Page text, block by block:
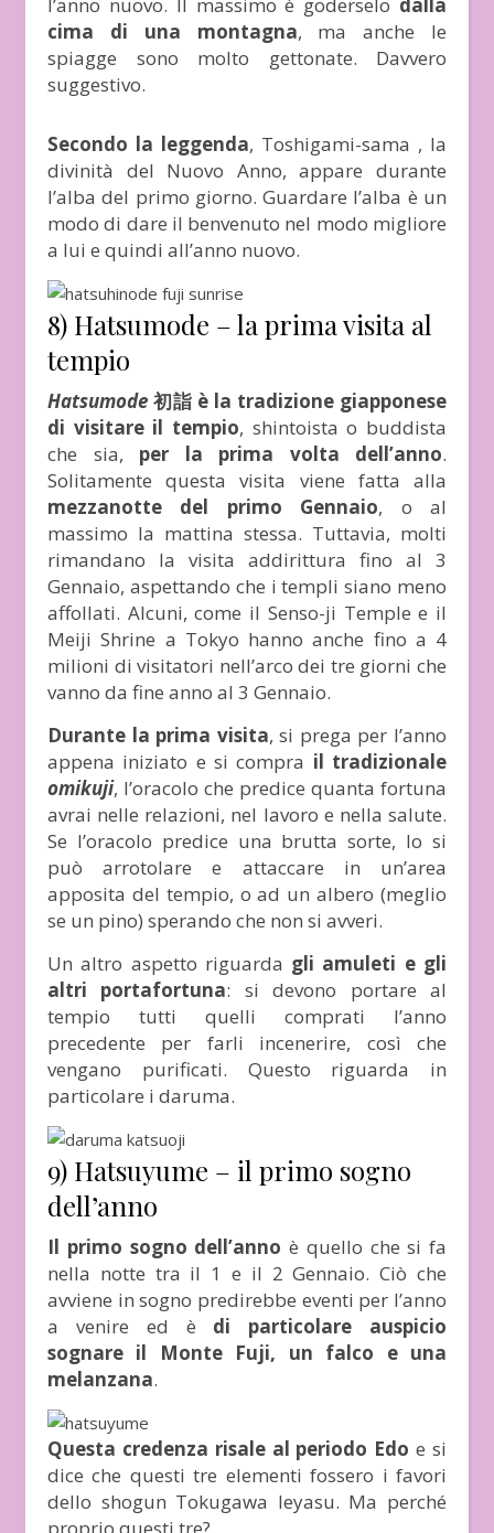
cima di una montagna, ma anche le
spiagge sono molto gettonate. Davvero
suggestivo.
Secondo la leggenda, Toshigami-sama , la
divinità del Nuovo Anno, appare durante
l’alba del primo giorno. Guardare l’alba è un
modo di dare il benvenuto nel modo migliore
a lui e quindi all’anno nuovo.
8) Hatsumode – la prima visita al
tempio
Hatsumode 初詣 è la tradizione giapponese
di visitare il tempio, shintoista o buddista
che sia, per la prima volta dell’anno.
Solitamente questa visita viene fatta alla
mezzanotte del primo Gennaio, o al
massimo la mattina stessa. Tuttavia, molti
rimandano la visita addirittura fino al 3
Gennaio, aspettando che i templi siano meno
affollati. Alcuni, come il Senso-ji Temple e il
Meiji Shrine a Tokyo hanno anche fino a 4
milioni di visitatori nell’arco dei tre giorni che
vanno da fine anno al 3 Gennaio.
Durante la prima visita, si prega per l’anno
appena iniziato e si compra il tradizionale
omikuji, l’oracolo che predice quanta fortuna
avrai nelle relazioni, nel lavoro e nella salute.
Se l’oracolo predice una brutta sorte, lo si
può arrotolare e attaccare in un’area
apposita del tempio, o ad un albero (meglio
se un pino) sperando che non si avveri.
Un altro aspetto riguarda gli amuleti e gli
altri portafortuna: si devono portare al
tempio tutti quelli comprati l’anno
precedente per farli incenerire, così che
vengano purificati. Questo riguarda in
particolare i daruma.
9) Hatsuyume – il primo sogno
dell’anno
Il primo sogno dell’anno è quello che si fa
nella notte tra il 1 e il 2 Gennaio. Ciò che
avviene in sogno predirebbe eventi per l’anno
a venire ed è di particolare auspicio
sognare il Monte Fuji, un falco e una
melanzana.
Questa credenza risale al periodo Edo e si
dice che questi tre elementi fossero i favori
dello shogun Tokugawa Ieyasu. Ma perché